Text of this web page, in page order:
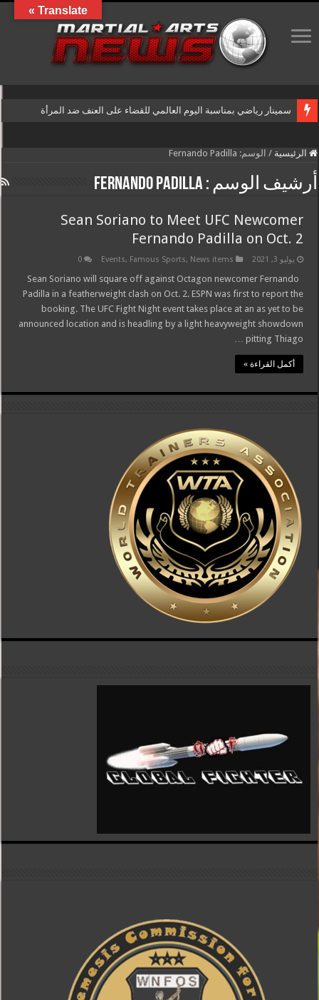
سمينار رياضي بمناسبة اليوم العالمي للقضاء على العنف ضد المرأة
الرئيسية / الوسم: Fernando Padilla
أرشيف الوسم :Fernando Padilla
Sean Soriano to Meet UFC Newcomer
Fernando Padilla on Oct. 2
يوليو 3, 2021 Events, Famous Sports, News items
0
Sean Soriano will square off against Octagon newcomer Fernando
Padilla in a featherweight clash on Oct. 2. ESPN was first to report the
booking. The UFC Fight Night event takes place at an as yet to be
announced location and is headling by a light heavyweight showdown
pitting Thiago …
أكمل القراءة »
Translate »